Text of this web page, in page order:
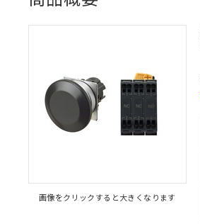
画像をクリックすると大きくなります